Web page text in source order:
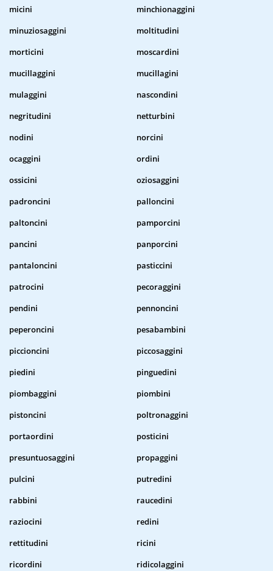
micini
minchionaggini
minuziosaggini
moltitudini
morticini
moscardini
mucillaggini
mucillagini
mulaggini
nascondini
negritudini
netturbini
nodini
norcini
ocaggini
ordini
ossicini
oziosaggini
padroncini
palloncini
paltoncini
pamporcini
pancini
panporcini
pantaloncini
pasticcini
patrocini
pecoraggini
pendini
pennoncini
peperoncini
pesabambini
piccioncini
piccosaggini
piedini
pinguedini
piombaggini
piombini
pistoncini
poltronaggini
portaordini
posticini
presuntuosaggini
propaggini
pulcini
putredini
rabbini
raucedini
raziocini
redini
rettitudini
ricini
ricordini
ridicolaggini